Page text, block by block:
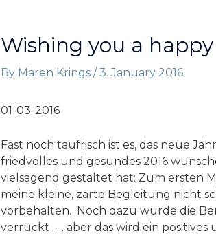
Wishing you a happy
By Maren Krings / 3. January 2016
01-03-2016
Fast noch taufrisch ist es, das neue
friedvolles und gesundes 2016
vielsagend gestaltet hat: Zum ersten
meine kleine, zarte Begleitung nicht
vorbehalten. Noch dazu wurde die
verrückt . . . aber das wird ein positives